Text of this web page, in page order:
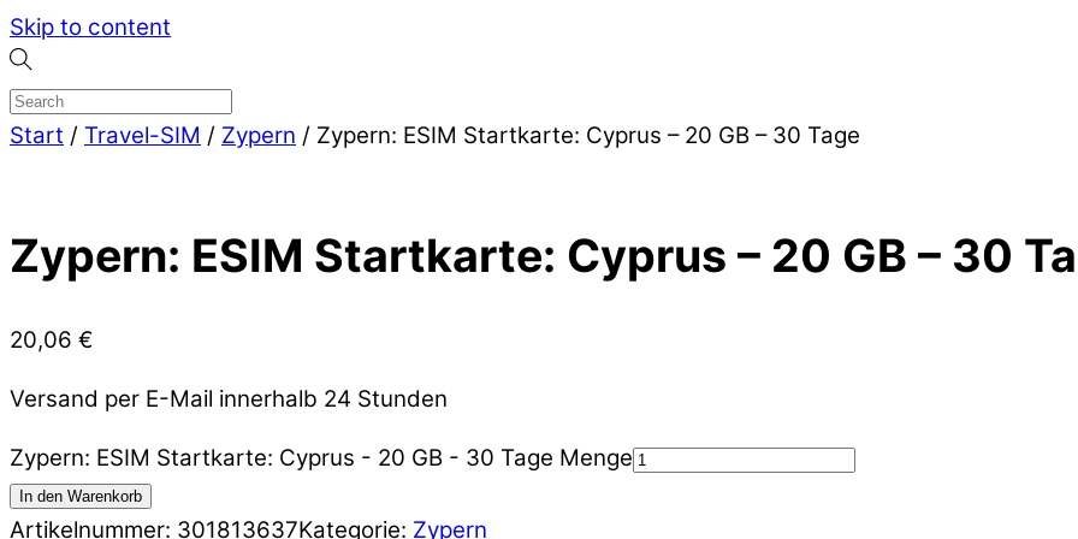
Skip to content
Start / Travel-SIM / Zypern / Zypern: ESIM Startkarte: Cyprus – 20 GB – 30 Tage
Zypern: ESIM Startkarte: Cyprus – 20 GB – 30
20,06 €
Versand per E-Mail innerhalb 24 Stunden
Zypern: ESIM Startkarte: Cyprus - 20 GB - 30 Tage Menge
In den Warenkorb
Artikelnummer: 301813637Kategorie: Zypern